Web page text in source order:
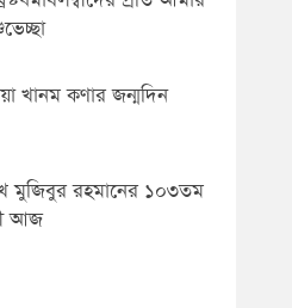
খানম কণার জন্মদিন
মুজিবুর রহমানের ১০৩তম
আজ